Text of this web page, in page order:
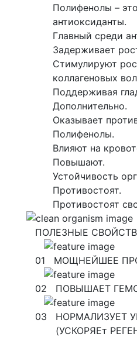
Полифенолы – это
антиоксиданты.
Главный среди
Задерживает
Стимулируют
коллагеновых
Поддерживая
Дополнительно.
Оказывает
Полифенолы.
Влияют на
Повышают.
Устойчивость
Противостоят.
Противостоят
ПОЛЕЗНЫЕ
01 МОЩНЕЙШЕЕ
02 ПОВЫШАЕТ
03
НОРМАЛИЗУЕТ
(УСКОРЯЕт